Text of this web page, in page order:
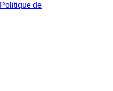
Politique de